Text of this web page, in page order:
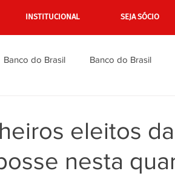
INSTITUCIONAL SEJA SÓCIO
Banco do Brasil Banco do Brasil
Itaú Itaú Unibanco Jurídico
eleitos
nesta